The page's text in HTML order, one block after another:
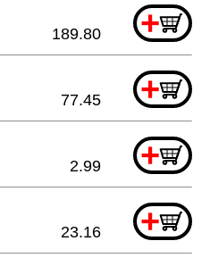
+
189.80
+
77.45
+
2.99
+
23.16